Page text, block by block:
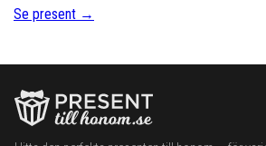
Se present →